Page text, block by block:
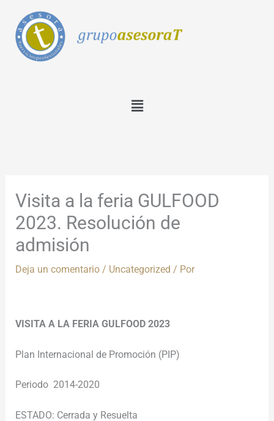
contenido
Menú
Visita a la feria GULFOOD
2023. Resolución de
admisión
Deja un comentario / Uncategorized / Por
VISITA A LA FERIA GULFOOD 2023
Plan Internacional de Promoción (PIP)
Periodo 2014-2020
ESTADO: Cerrada y Resuelta